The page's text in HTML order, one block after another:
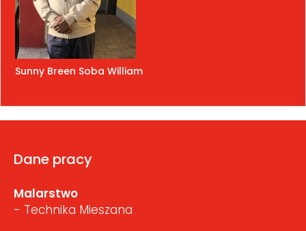
Sunny Breen Soba William
Dane pracy
Malarstwo
- Technika Mieszana